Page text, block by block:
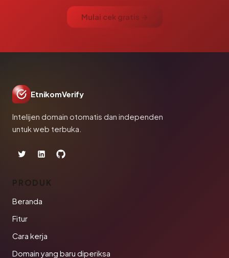
Mulai cek gratis →
EtnikomVerify
Intelijen domain otomatis dan independen
untuk web terbuka.
PRODUK
Beranda
Fitur
Cara kerja
Domain yang baru diperiksa